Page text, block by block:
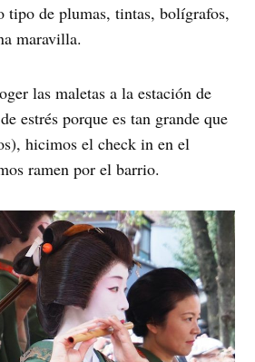
tipo de plumas, tintas, bolígrafos,
maravilla.
las maletas a la estación de
estrés porque es tan grande que
hicimos el check in en el
ramen por el barrio.